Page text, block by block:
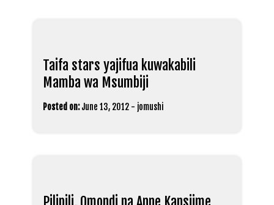
Taifa stars yajifua kuwakabili
Mamba wa Msumbiji
Posted on: June 13, 2012 - jomushi
Pilipili, Omondi na Anne Kansiime